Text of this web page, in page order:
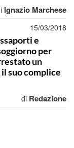
Ignazio Marchese
15/03/2018
e
per
un
suo complice
di Redazione